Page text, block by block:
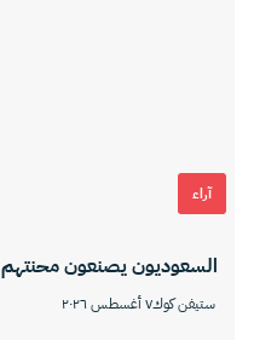
آراء
السعوديون يصنعون محنتهم
ستيفن كوك٧ أغسطس ٢٠٢٦